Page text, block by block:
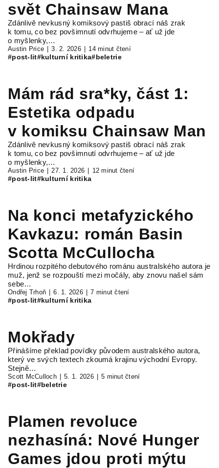
svět Chainsaw Mana
Zdánlivě nevkusný komiksový pastiš obrací náš zrak
k tomu, co bez povšimnutí odvrhujeme – ať už jde
o myšlenky,…
Austin Price 3. 2. 2026 14 minut čtení
#post-lit#kulturní kritika#beletrie
Mám rád sra*ky, část 1:
Estetika odpadu
v komiksu Chainsaw Man
Zdánlivě nevkusný komiksový pastiš obrací náš zrak
k tomu, co bez povšimnutí odvrhujeme – ať už jde
o myšlenky,…
Austin Price 27. 1. 2026 12 minut čtení
#post-lit#kulturní kritika
Na konci metafyzického
Kavkazu: román Basin
Scotta McCullocha
Hrdinou rozpitého debutového románu australského autora je
muž, jenž se rozpouští mezi močály, aby znovu našel sám
sebe…
Ondřej Trhoň 6. 1. 2026 7 minut čtení
#post-lit#kulturní kritika
Mokřady
Přinášíme překlad povídky původem australského autora,
který ve svých textech zkoumá krajinu východní Evropy.
Stejně…
Scott McCulloch 5. 1. 2026 5 minut čtení
#post-lit#beletrie
Plamen revoluce
nezhasíná: Nové Hunger
Games jdou proti mýtu